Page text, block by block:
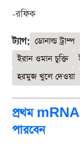
-রফিক
ট্যাগ: ডোনাল্ড ট্রাম্প
ইরান ওমান চুক্তি
হরমুজ খুলে দেওয়া
প্রথম mRNA
পারবেন